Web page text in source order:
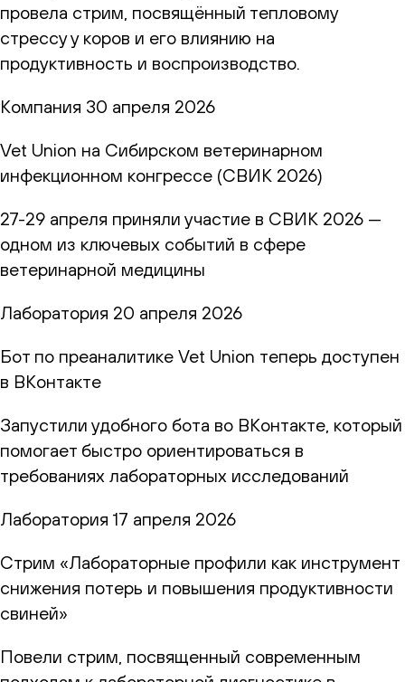
провела стрим, посвящённый тепловому
стрессу у коров и его влиянию на
продуктивность и воспроизводство.
Компания 30 апреля 2026
Vet Union на Сибирском ветеринарном
инфекционном конгрессе (СВИК 2026)
27-29 апреля приняли участие в СВИК 2026 —
одном из ключевых событий в сфере
ветеринарной медицины
Лаборатория 20 апреля 2026
Бот по преаналитике Vet Union теперь доступен
в ВКонтакте
Запустили удобного бота во ВКонтакте, который
помогает быстро ориентироваться в
требованиях лабораторных исследований
Лаборатория 17 апреля 2026
Стрим «Лабораторные профили как инструмент
снижения потерь и повышения продуктивности
свиней»
Повели стрим, посвященный современным